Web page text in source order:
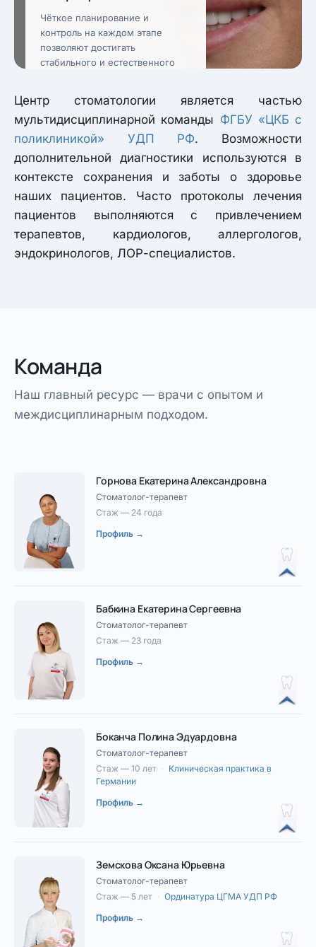
Чёткое планирование и
контроль на каждом этапе
позволяют достигать
стабильного и естественного
Центр стоматологии является частью
мультидисциплинарной команды ФГБУ «ЦКБ с
поликлиникой» УДП РФ. Возможности
дополнительной диагностики используются в
контексте сохранения и заботы о здоровье
наших пациентов. Часто протоколы лечения
пациентов выполняются с привлечением
терапевтов, кардиологов, аллергологов,
эндокринологов, ЛОР-специалистов.
Команда
Наш главный ресурс — врачи с опытом и
междисциплинарным подходом.
Горнова Екатерина Александровна
Стоматолог-терапевт
Стаж — 24 года
Профиль →
Бабкина Екатерина Сергеевна
Стоматолог-терапевт
Стаж — 23 года
Профиль →
Боканча Полина Эдуардовна
Стоматолог-терапевт
Стаж — 10 лет · Клиническая практика в
Германии
Профиль →
Земскова Оксана Юрьевна
Стоматолог-терапевт
Стаж — 5 лет · Ординатура ЦГМА УДП РФ
Профиль →